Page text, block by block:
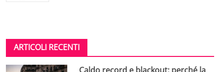
ARTICOLI RECENTI